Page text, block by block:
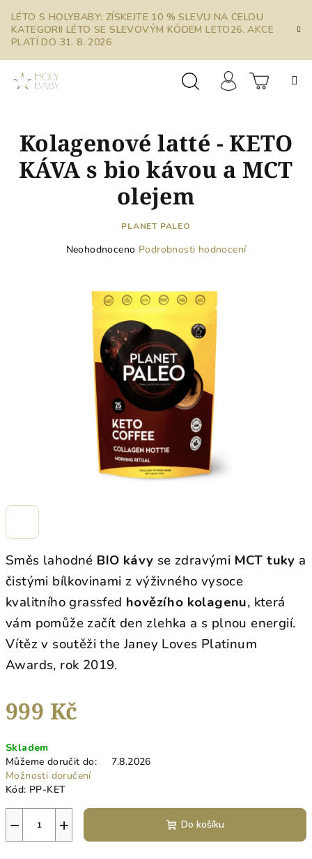
obsah
LÉTO S HOLYBABY: ZÍSKEJTE 10 % SLEVU NA CELOU
KATEGORII LÉTO SE SLEVOVÝM KÓDEM LETO26. AKCE
PLATÍ DO 31. 8. 2026
košík
Směs lahodné BIO kávy se zdravými MCT tuky a
čistými bílkovinami z výživného vysoce
kvalitního grassfed hovězího kolagenu, která
vám pomůže začít den zlehka a s plnou energií.
Vítěz v soutěži the Janey Loves Platinum
Awards, rok 2019.
999 Kč
cena:
Skladem
Můžeme doručit do:
7.8.2026
Možnosti doručení
Kód: PP-KET
+
− Do košíku
Kolagenové latté - KETO
KÁVA s bio kávou a MCT
olejem
PLANET PALEO
Průměrné
hvězdiček.
Neohodnoceno Podrobnosti hodnocení